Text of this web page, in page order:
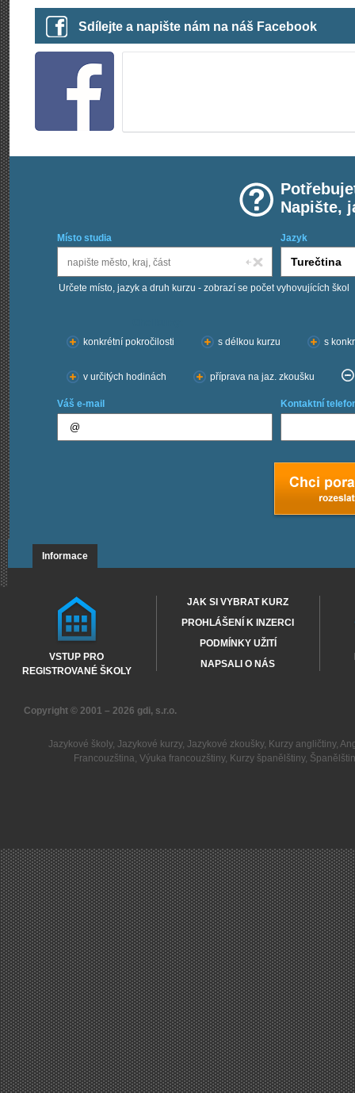
Sdílejte a napište nám na náš Facebook
Napište,
Místo studia Jazyk
Určete místo, jazyk a druh kurzu - zobrazí se počet vyhovujících škol
konkrétní pokročilosti
s délkou kurzu s
v určitých hodinách příprava na jaz. zkoušku
Váš e-mail Kontaktní
Informace
VSTUP PRO
REGISTROVANÉ ŠKOLY
JAK SI VYBRAT KURZ
PROHLÁŠENÍ K INZERCI
PODMÍNKY UŽITÍ
NAPSALI O NÁS
Copyright © 2001 – 2026 gdi, s.r.o.
Jazykové školy, Jazykové kurzy, Jazykové zkoušky, Kurzy angličtiny,
Francouzština,Výuka francouzštiny, Kurzy španělštiny,